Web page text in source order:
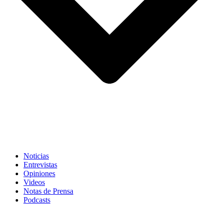
Noticias
Entrevistas
Opiniones
Videos
Notas de Prensa
Podcasts